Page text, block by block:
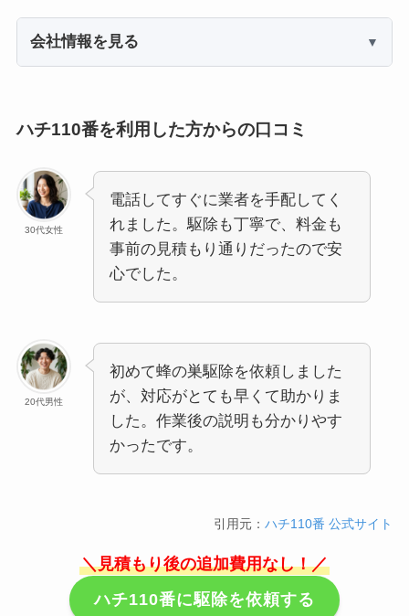
会社情報を見る
ハチ110番を利用した方からの口コミ
30代女性
電話してすぐに業者を手配してく
れました。駆除も丁寧で、料金も
事前の見積もり通りだったので安
心でした。
20代男性
初めて蜂の巣駆除を依頼しました
が、対応がとても早くて助かりま
した。作業後の説明も分かりやす
かったです。
引用元：ハチ110番 公式サイト
＼見積もり後の追加費用なし！／
ハチ110番に駆除を依頼する